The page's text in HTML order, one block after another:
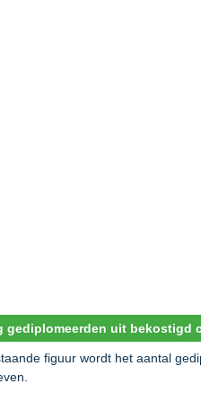
gediplomeerden uit bekostigd
figuur wordt het aantal